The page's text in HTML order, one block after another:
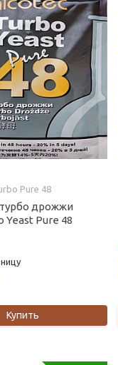
Pure 48
дрожжи
Yeast Pure 48
Купить